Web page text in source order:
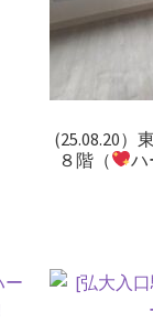
(25.08.20）
８階（
ハ